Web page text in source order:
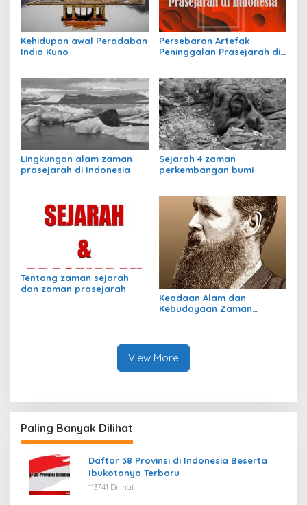
Kehidupan awal Peradaban
India Kuno
Persebaran Artefak
Peninggalan Prasejarah di
Lingkungan alam zaman
prasejarah di Indonesia
Sejarah 4 zaman
perkembangan bumi
Tentang zaman sejarah
dan zaman prasejarah
Keadaan Alam dan
Kebudayaan Zaman
View More
Paling Banyak Dilihat
Daftar 38 Provinsi di Indonesia Beserta
Ibukotanya Terbaru
113741 Dilihat